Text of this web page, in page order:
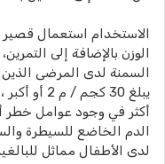
الاستخدام استعمال
الوزن بالإضافة إلى
أكثر في وجود عوامل خطر
الدم الخاضع للسيطرة
لدى الأطفال مماثل